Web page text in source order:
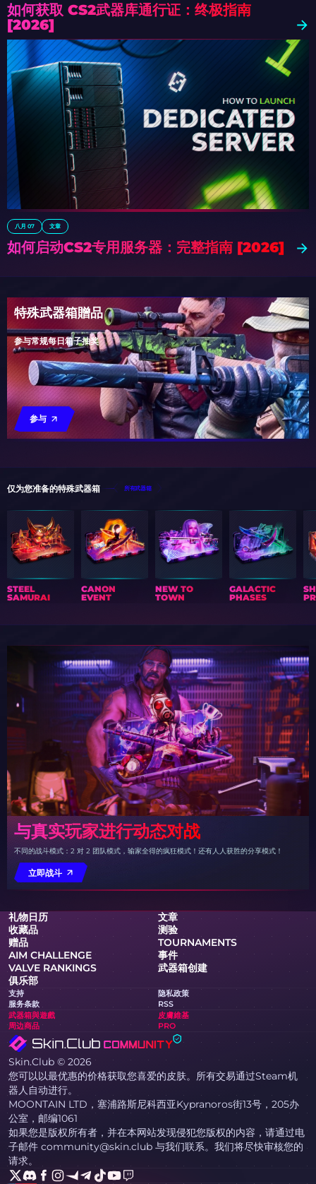
如何获取 CS2武器库通行证：终极指南
[2026]
八月 07 文章
如何启动CS2专用服务器：完整指南 [2026]
特殊武器箱贈品
参与常规每日箱子抽奖
参与
仅为您准备的特殊武器箱 所有武器箱
STEEL
SAMURAI
CANON
EVENT
NEW TO
TOWN
GALACTIC
PHASES
与真实玩家进行动态对战
不同的战斗模式：2 对 2 团队模式，输家全得的疯狂模式！还有人人获胜的分享模式！
立即战斗
礼物日历
文章
收藏品
测验
赠品
TOURNAMENTS
AIM CHALLENGE
事件
VALVE RANKINGS
武器箱创建
俱乐部
支持
隐私政策
服务条款
RSS
武器箱與遊戲
皮膚維基
周边商品
PRO
Skin.Club © 2026
您可以以最优惠的价格获取您喜爱的皮肤。所有交易通过Steam机
器人自动进行。
MOONTAIN LTD，塞浦路斯尼科西亚Kypranoros街13号，205办
公室，邮编1061
如果您是版权所有者，并在本网站发现侵犯您版权的内容，请通过电
子邮件 community@skin.club 与我们联系。我们将尽快审核您的
请求。